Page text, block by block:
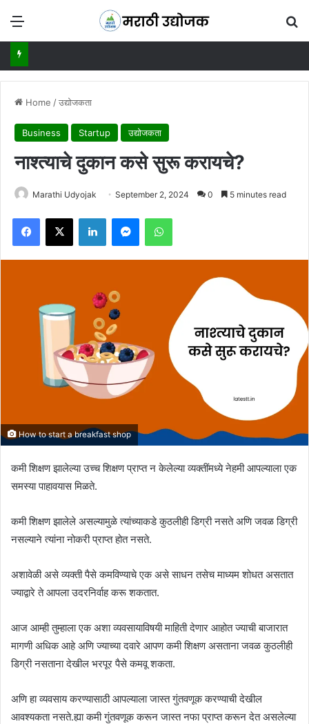
Menu
Home /उद्योजकता
Business Startup उद्योजकता
नाश्त्याचे दुकान कसे सुरू करायचे?
Marathi Udyojak September 2, 2024 0 5 minutes read
Facebook
X LinkedInMessengerWhatsApp
How to start a breakfast shop
कमी शिक्षण झालेल्या उच्च शिक्षण प्राप्त न केलेल्या व्यक्तींमध्ये नेहमी आपल्याला एक
समस्या पाहावयास मिळते.
कमी शिक्षण झालेले असल्यामुळे त्यांच्याकडे कुठलीही डिग्री नसते अणि जवळ डिग्री
नसल्याने त्यांना नोकरी प्राप्त होत नसते.
अशावेळी असे व्यक्ती पैसे कमविण्याचे एक असे साधन तसेच माध्यम शोधत असतात
ज्याद्वारे ते आपला उदरनिर्वाह करू शकतात.
आज आम्ही तुम्हाला एक अशा व्यवसायाविषयी माहिती देणार आहोत ज्याची बाजारात
मागणी अधिक आहे अणि ज्याच्या दवारे आपण कमी शिक्षण असताना जवळ कुठलीही
डिग्री नसताना देखील भरपूर पैसे कमवू शकता.
अणि हा व्यवसाय करण्यासाठी आपल्याला जास्त गुंतवणूक करण्याची देखील
आवश्यकता नसते.ह्या कमी गुंतवणूक करून जास्त नफा प्राप्त करून देत असलेल्या